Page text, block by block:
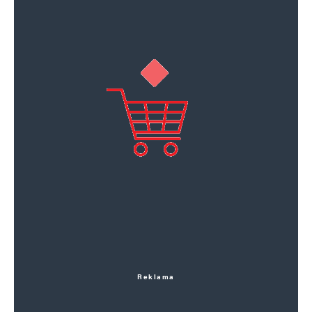
Reklama